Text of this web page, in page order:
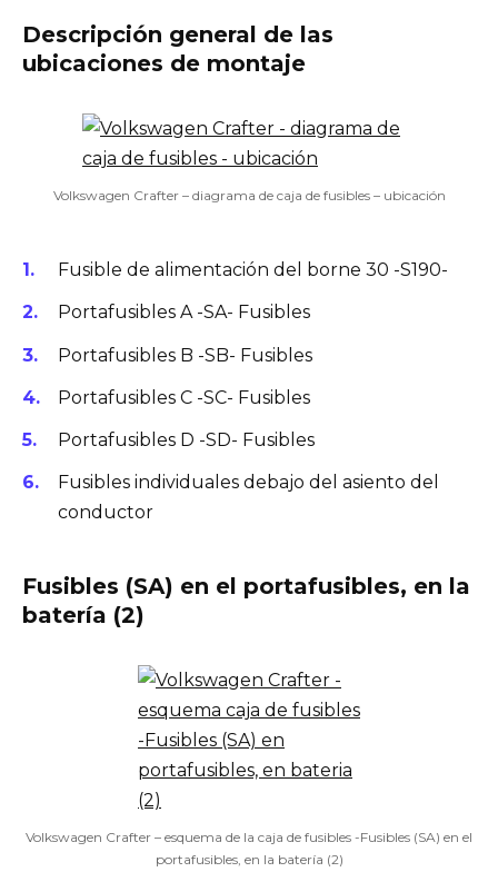
Descripción general de las
ubicaciones de montaje
Volkswagen Crafter – diagrama de caja de fusibles – ubicación
Fusible de alimentación del borne 30 -S190-
Portafusibles A -SA- Fusibles
Portafusibles B -SB- Fusibles
Portafusibles C -SC- Fusibles
Portafusibles D -SD- Fusibles
Fusibles individuales debajo del asiento del
conductor
Fusibles (SA) en el portafusibles, en la
batería (2)
Volkswagen Crafter – esquema de la caja de fusibles -Fusibles (SA) en el
portafusibles, en la batería (2)